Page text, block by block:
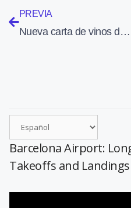
PREVIA
Nueva carta de vinos de Iberia (febrero – abril de 2010)
Barcelona Airport:
Takeoffs and Landings